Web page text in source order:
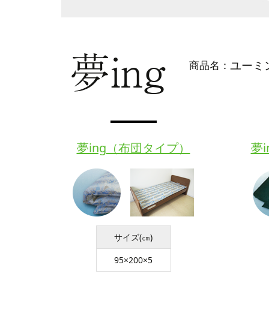
夢ing 商品名： ユーミ
夢ing（布団タイプ）
サイズ(㎝)
95×200×5
夢